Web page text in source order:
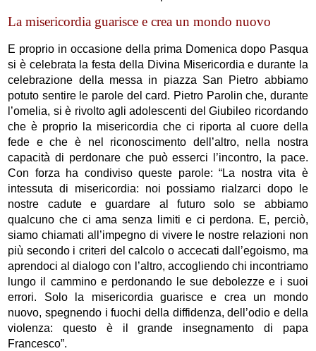
La misericordia guarisce e crea un mondo nuovo
E proprio in occasione della prima Domenica dopo Pasqua
si è celebrata la festa della Divina Misericordia e durante la
celebrazione della messa in piazza San Pietro abbiamo
potuto sentire le parole del card. Pietro Parolin che, durante
l’omelia, si è rivolto agli adolescenti del Giubileo ricordando
che è proprio la misericordia che ci riporta al cuore della
fede e che è nel riconoscimento dell’altro, nella nostra
capacità di perdonare che può esserci l’incontro, la pace.
Con forza ha condiviso queste parole: “La nostra vita è
intessuta di misericordia: noi possiamo rialzarci dopo le
nostre cadute e guardare al futuro solo se abbiamo
qualcuno che ci ama senza limiti e ci perdona. E, perciò,
siamo chiamati all’impegno di vivere le nostre relazioni non
più secondo i criteri del calcolo o accecati dall’egoismo, ma
aprendoci al dialogo con l’altro, accogliendo chi incontriamo
lungo il cammino e perdonando le sue debolezze e i suoi
errori. Solo la misericordia guarisce e crea un mondo
nuovo, spegnendo i fuochi della diffidenza, dell’odio e della
violenza: questo è il grande insegnamento di papa
Francesco”.